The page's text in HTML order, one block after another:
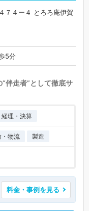
７４ー４ とろろ庵伊賀
5分
伴走者”として徹底サ
経理・決算
・物流 製造
料金・事例を見る